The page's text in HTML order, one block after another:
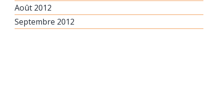
Août 2012
Septembre 2012